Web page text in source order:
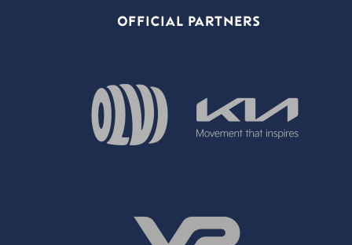
OFFICIAL PARTNERS